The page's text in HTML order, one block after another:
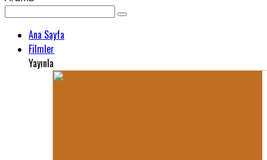
Ana Sayfa
Filmler
Yayınla